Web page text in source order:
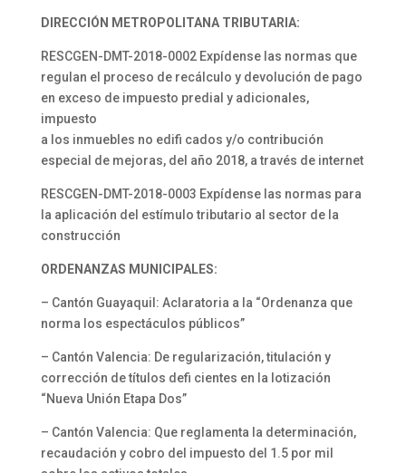
DIRECCIÓN METROPOLITANA TRIBUTARIA:
RESCGEN-DMT-2018-0002 Expídense las normas que
regulan el proceso de recálculo y devolución de pago
en exceso de impuesto predial y adicionales,
impuesto
a los inmuebles no edifi cados y/o contribución
especial de mejoras, del año 2018, a través de internet
RESCGEN-DMT-2018-0003 Expídense las normas para
la aplicación del estímulo tributario al sector de la
construcción
ORDENANZAS MUNICIPALES:
– Cantón Guayaquil: Aclaratoria a la “Ordenanza que
norma los espectáculos públicos”
– Cantón Valencia: De regularización, titulación y
corrección de títulos defi cientes en la lotización
“Nueva Unión Etapa Dos”
– Cantón Valencia: Que reglamenta la determinación,
recaudación y cobro del impuesto del 1.5 por mil